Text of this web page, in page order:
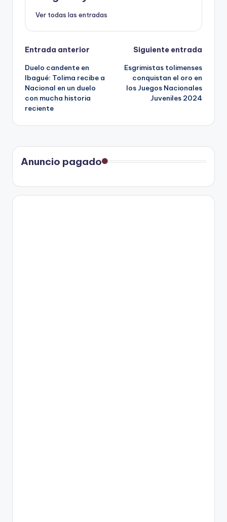
Ver todas las entradas
Navegación
de
entradas
Entrada anterior
Duelo candente en
Ibagué: Tolima recibe a
Nacional en un duelo
con mucha historia
reciente
Siguiente entrada
Esgrimistas tolimenses
conquistan el oro en
los Juegos Nacionales
Juveniles 2024
Anuncio pagado